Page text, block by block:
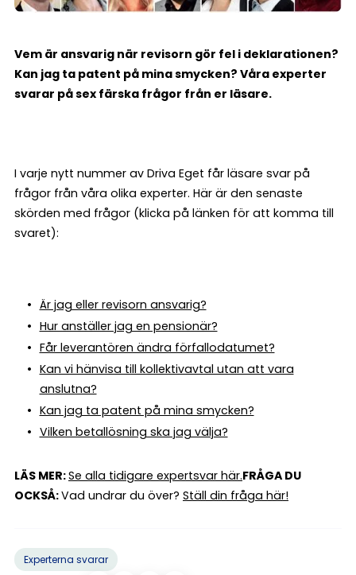
Vem är ansvarig när revisorn gör fel i deklarationen?
Kan jag ta patent på mina smycken? Våra experter
svarar på sex färska frågor från er läsare.
I varje nytt nummer av Driva Eget får läsare svar på
frågor från våra olika experter. Här är den senaste
skörden med frågor (klicka på länken för att komma till
svaret):
Är jag eller revisorn ansvarig?
Hur anställer jag en pensionär?
Får leverantören ändra förfallodatumet?
Kan vi hänvisa till kollektivavtal utan att vara
anslutna?
Kan jag ta patent på mina smycken?
Vilken betallösning ska jag välja?
LÄS MER:Se alla tidigare expertsvar här.FRÅGA DU
OCKSÅ:Vad undrar du över? Ställ din fråga här!
Experterna svarar